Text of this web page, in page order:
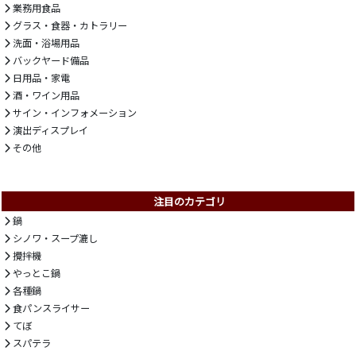
業務用食品
グラス・食器・カトラリー
洗面・浴場用品
バックヤード備品
日用品・家電
酒・ワイン用品
サイン・インフォメーション
演出ディスプレイ
その他
注目のカテゴリ
鍋
シノワ・スープ漉し
攪拌機
やっとこ鍋
各種鍋
食パンスライサー
てぼ
スパテラ